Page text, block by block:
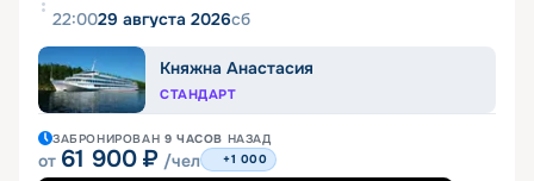
22:0029 августа 2026сб
Княжна Анастасия
СТАНДАРТ
ЗАБРОНИРОВАН 9 ЧАСОВ НАЗАД
от 61 900 ₽ /чел +1 000